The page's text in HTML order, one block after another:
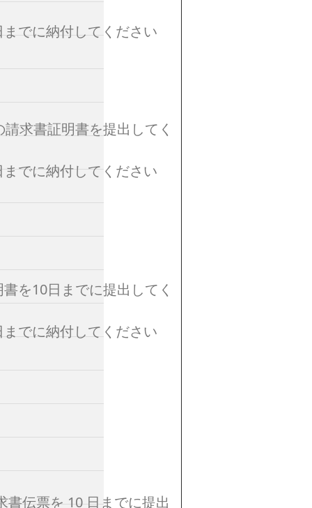
でに納付してください
求書証明書を提出してく
でに納付してください
を10日までに提出してく
でに納付してください
書伝票を 10 日までに提出